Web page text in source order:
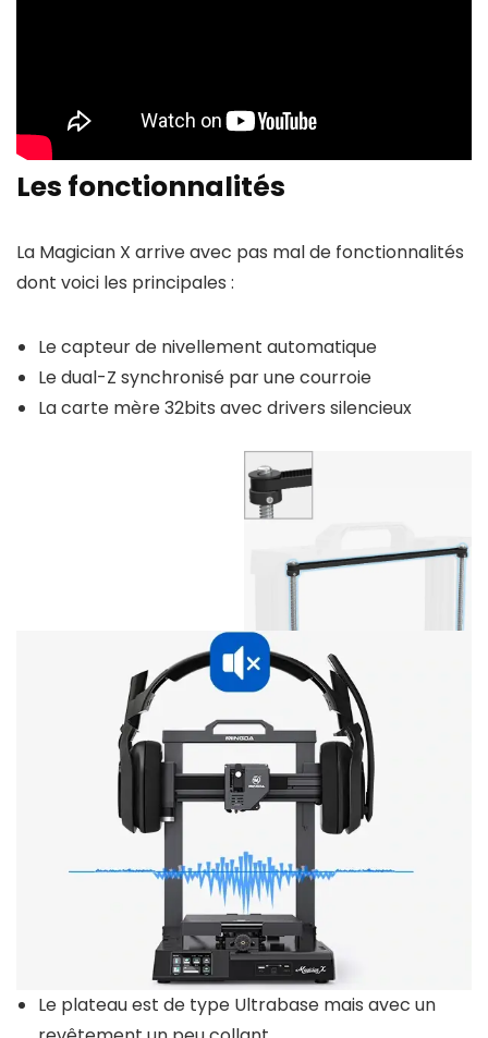
Les fonctionnalités
La Magician X arrive avec pas mal de fonctionnalités
dont voici les principales :
Le capteur de nivellement automatique
Le dual-Z synchronisé par une courroie
La carte mère 32bits avec drivers silencieux
Le plateau est de type Ultrabase mais avec un